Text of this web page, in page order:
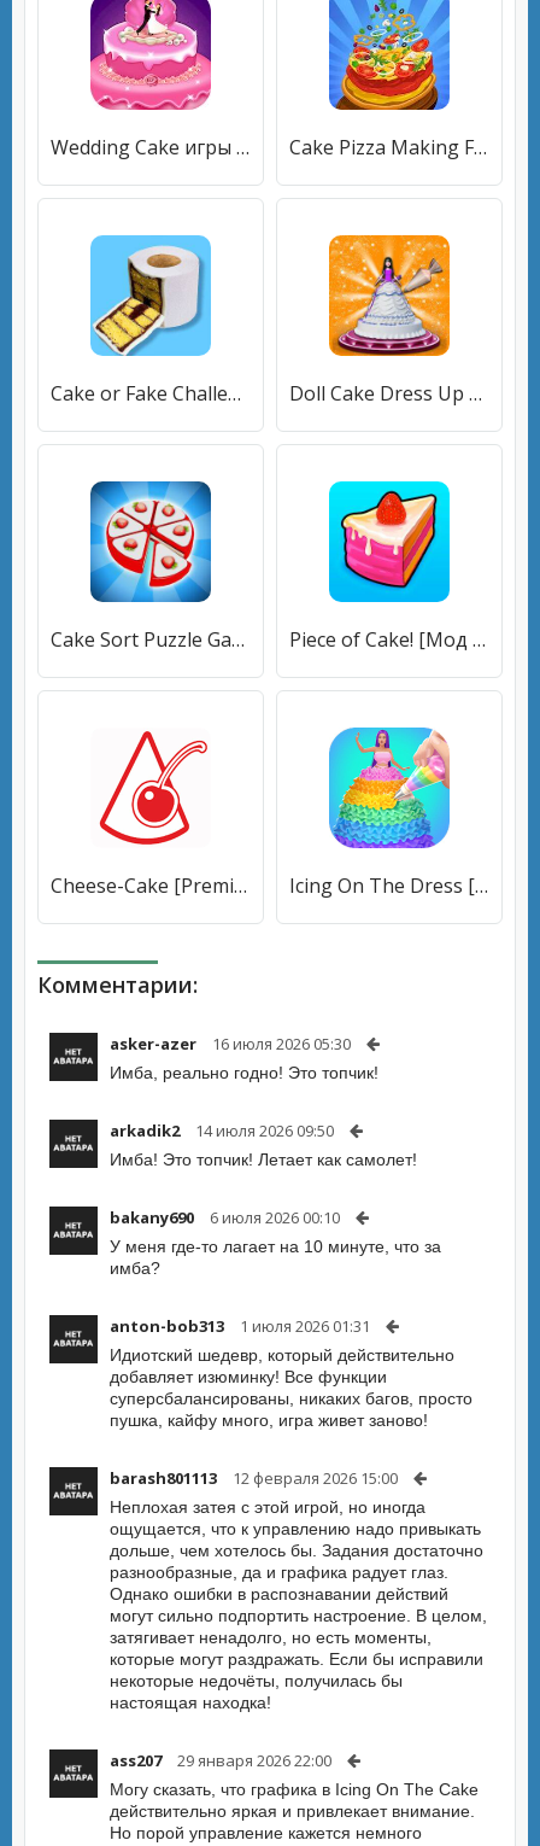
Wedding Cake игры для девочек [Мод меню] Cake Pizza Making Factory [Много денег]
Cake or Fake Challenge! [Много монет] Doll Cake Dress Up Games 3D [Мод меню]
Cake Sort Puzzle Game [Много монет] Piece of Cake! [Мод меню]
Cheese-Cake [Premium] Icing On The Dress [Бесплатные покупки]
Комментарии:
asker-azer 16 июля 2026 05:30
Имба, реально годно! Это топчик!
arkadik2 14 июля 2026 09:50
Имба! Это топчик! Летает как самолет!
bakany690 6 июля 2026 00:10
У меня где-то лагает на 10 минуте, что за
имба?
anton-bob313 1 июля 2026 01:31
Идиотский шедевр, который действительно
добавляет изюминку! Все функции
суперсбалансированы, никаких багов, просто
пушка, кайфу много, игра живет заново!
barash801113 12 февраля 2026 15:00
Неплохая затея с этой игрой, но иногда
ощущается, что к управлению надо привыкать
дольше, чем хотелось бы. Задания достаточно
разнообразные, да и графика радует глаз.
Однако ошибки в распознавании действий
могут сильно подпортить настроение. В целом,
затягивает ненадолго, но есть моменты,
которые могут раздражать. Если бы исправили
некоторые недочёты, получилась бы
настоящая находка!
ass207 29 января 2026 22:00
Могу сказать, что графика в Icing On The Cake
действительно яркая и привлекает внимание.
Но порой управление кажется немного